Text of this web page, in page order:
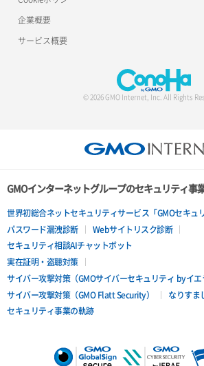
企業概要
サービス概要
© 2026 GMO Internet, Inc. All Rights
GMOインターネットグループのセキュリティ事
世界初総合ネットセキュリティサービス「GMOセキュ
パスワード漏洩診断
Webサイトリスク診断
セキュリティ相談AIチャットボット
実在証明・盗聴対策
サイバー攻撃対策（GMOサイバーセキュリティ byイエ
サイバー攻撃対策（GMO Flatt Security）
なりすま
セキュリティ事業の軌跡